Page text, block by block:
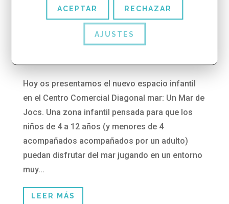
UN MAR DE JOCS, EL NUEVO ESPACIO INFANTIL
DE DIAGONAL MAR
Hoy os presentamos el nuevo espacio infantil
en el Centro Comercial Diagonal mar: Un Mar de
Jocs. Una zona infantil pensada para que los
niños de 4 a 12 años (y menores de 4
acompañados acompañados por un adulto)
puedan disfrutar del mar jugando en un entorno
muy...
LEER MÁS
ACEPTAR RECHAZAR
AJUSTES